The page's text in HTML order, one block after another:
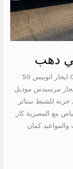
ايجار اتوبيس 50 راكب الي دهب 01004230753 ايجار اتوبيس 50
اتوبيس سياحي 50 راكب ايجار مرسيدس موديل
للشنط ستائر
مع المصرية كار
كمان